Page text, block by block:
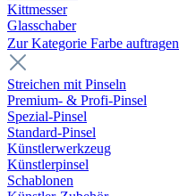
Kittmesser
Glasschaber
Zur Kategorie Farbe auftragen
Streichen mit Pinseln
Premium- & Profi-Pinsel
Spezial-Pinsel
Standard-Pinsel
Künstlerwerkzeug
Künstlerpinsel
Schablonen